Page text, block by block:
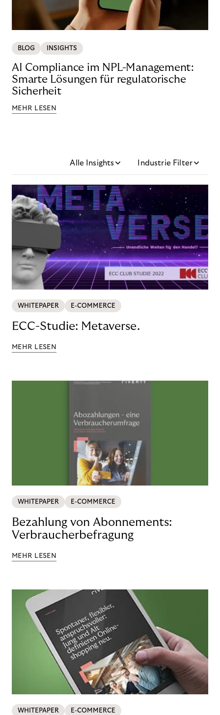
BLOG INSIGHTS
AI Compliance im NPL-Management:
Smarte Lösungen für regulatorische
Sicherheit
MEHR LESEN
Alle Insights Industrie Filter
WHITEPAPER E-COMMERCE
ECC-Studie: Metaverse.
MEHR LESEN
WHITEPAPER E-COMMERCE
Bezahlung von Abonnements:
Verbraucherbefragung
MEHR LESEN
WHITEPAPER E-COMMERCE